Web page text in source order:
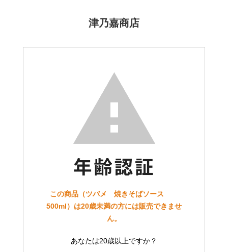
津乃嘉商店
この商品（ツバメ 焼きそばソース
500ml）は20歳未満の方には販売できませ
ん。
あなたは20歳以上ですか？